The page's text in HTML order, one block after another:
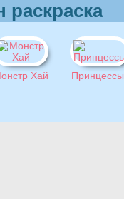
Хай
Принцессы